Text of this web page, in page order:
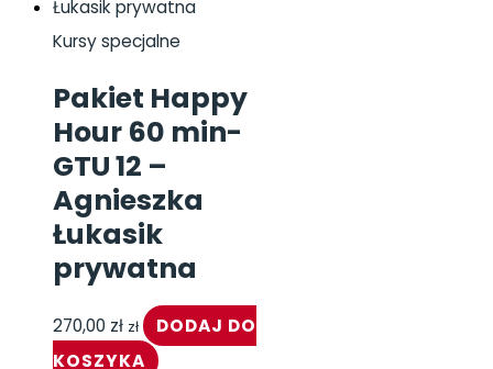
Kursy specjalne
Pakiet Happy
Hour 60 min-
GTU 12 –
Agnieszka
Łukasik
prywatna
270,00 zł zł
DODAJ DO
KOSZYKA